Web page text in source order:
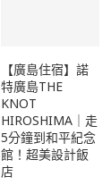
【廣島住宿】諾
特廣島THE
KNOT
HIROSHIMA｜走
5分鐘到和平紀念
館！超美設計飯
店